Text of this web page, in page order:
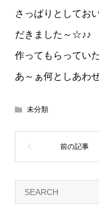
さっぱりとしてお
だきました～☆♪♪
作ってもらってい
あ～ぁ何としあわ
未分類